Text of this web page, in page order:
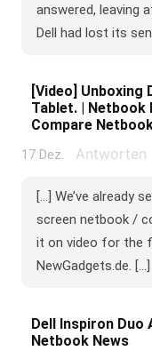
answered, leaving
Dell had lost its
[Video] Unboxing
Tablet. | Netbook
Compare
17 Dez. Antworten
[...] We’ve already
screen netbook /
it on video for the
NewGadgets.de. [...]
Dell Inspiron Duo
Netbook News